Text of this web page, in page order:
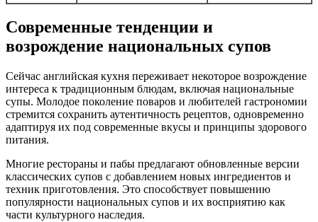
Современные тенденции и
возрождение национальных супов
Сейчас английская кухня переживает некоторое возрождение
интереса к традиционным блюдам, включая национальные
супы. Молодое поколение поваров и любителей гастрономии
стремится сохранить аутентичность рецептов, одновременно
адаптируя их под современные вкусы и принципы здорового
питания.
Многие рестораны и пабы предлагают обновленные версии
классических супов с добавлением новых ингредиентов и
техник приготовления. Это способствует повышению
популярности национальных супов и их восприятию как
части культурного наследия.